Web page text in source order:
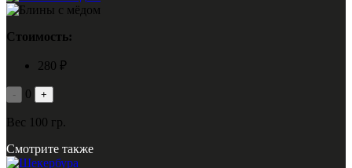
Стоимость:
280 ₽
- 0 +
Вес 100 гр.
Смотрите также